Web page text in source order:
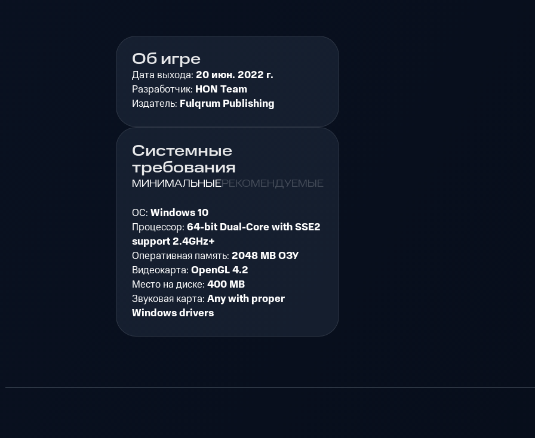
Об игре
Дата выхода: 20 июн. 2022 г.
Разработчик: HON Team
Издатель: Fulqrum Publishing
Системные
требования
МИНИМАЛЬНЫЕРЕКОМЕНДУЕМЫЕ
ОС: Windows 10
Процессор: 64-bit Dual-Core with SSE2
support 2.4GHz+
Оперативная память: 2048 MB ОЗУ
Видеокарта: OpenGL 4.2
Место на диске: 400 MB
Звуковая карта: Any with proper
Windows drivers